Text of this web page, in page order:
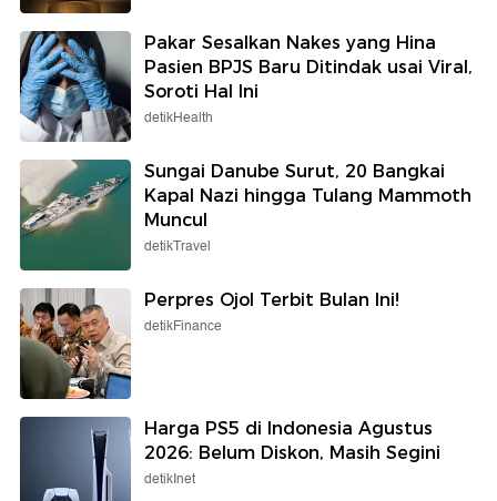
Pakar Sesalkan Nakes yang Hina
Pasien BPJS Baru Ditindak usai Viral,
Soroti Hal Ini
detikHealth
Sungai Danube Surut, 20 Bangkai
Kapal Nazi hingga Tulang Mammoth
Muncul
detikTravel
Perpres Ojol Terbit Bulan Ini!
detikFinance
Harga PS5 di Indonesia Agustus
2026: Belum Diskon, Masih Segini
detikInet